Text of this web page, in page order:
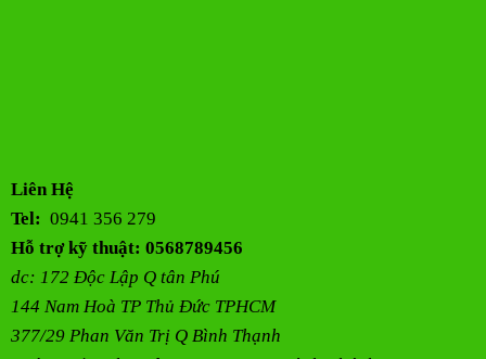
Liên Hệ
Tel: 0941 356 279
Hỗ trợ kỹ thuật: 0568789456
dc: 172 Độc Lập Q tân Phú
144 Nam Hoà TP Thủ Đức TPHCM
377/29 Phan Văn Trị Q Bình Thạnh